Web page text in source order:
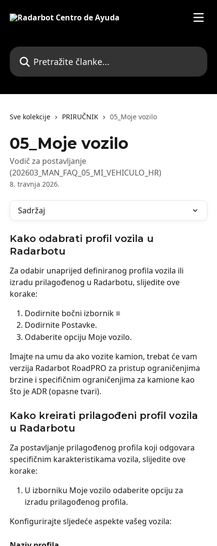
Pretražite članke...
Sve kolekcije PRIRUČNIK 05_Moje vozilo
05_Moje vozilo
Vodič za postavljanje
(202603_MAN_FAQ_05_MI_VEHICULO_HR)
8. travnja 2026.
Sadržaj
Kako odabrati profil vozila u
Radarbotu
Za odabir unaprijed definiranog profila vozila ili
izradu prilagođenog u Radarbotu, slijedite ove
korake:
Dodirnite bočni izbornik ≡
Dodirnite Postavke.
Odaberite opciju Moje vozilo.
Imajte na umu da ako vozite kamion, trebat će vam
verzija Radarbot RoadPRO za pristup ograničenjima
brzine i specifičnim ograničenjima za kamione kao
što je ADR (opasne tvari).
Kako kreirati prilagođeni profil vozila
u Radarbotu
Za postavljanje prilagođenog profila koji odgovara
specifičnim karakteristikama vozila, slijedite ove
korake:
U izborniku Moje vozilo odaberite opciju za
izradu prilagođenog profila.
Konfigurirajte sljedeće aspekte vašeg vozila: